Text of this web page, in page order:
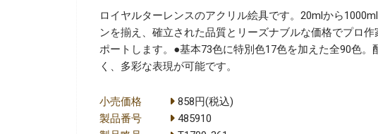
ロイヤルターレンスのアクリル絵具です。20mlから
ンを揃え、確立された品質とリーズナブルな価格でプロ
ポートします。●基本73色に特別色17色を加えた全90色
く、多彩な表現が可能です。
小売価格
858円(税込)
製品番号
485910